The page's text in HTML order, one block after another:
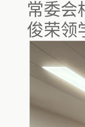
常委会
俊荣领